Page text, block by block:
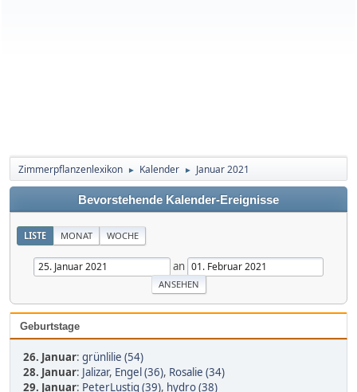
Zimmerpflanzenlexikon ► Kalender ► Januar 2021
Bevorstehende Kalender-Ereignisse
LISTE MONAT WOCHE
an
Geburtstage
26. Januar: grünlilie (54)
28. Januar: Jalizar, Engel (36), Rosalie (34)
29. Januar: PeterLustig (39), hydro (38)